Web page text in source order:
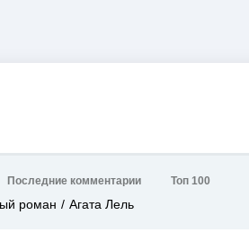
Последние комментарии Топ 100
роман Агата Лель